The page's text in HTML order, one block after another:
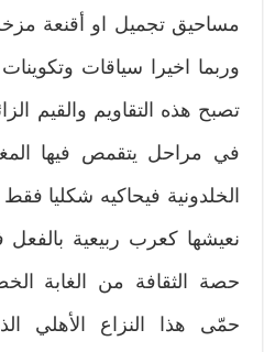
مساحيق تجميل او أقنعة
وربما اخيرا سياقات وتكوينات
تصبح هذه التقاويم والقيم
في مراحل يتقمص فيها
الخلدونية فيحاكيه شكليا
نعيشها كعرب ربيعية
حصة الثقافة من الغابة
حمّى هذا النزاع الأهلي